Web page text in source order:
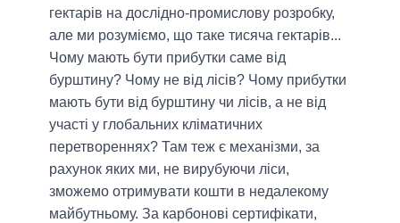
гектарів на дослідно-промислову розробку,
але ми розуміємо, що таке тисяча гектарів...
Чому мають бути прибутки саме від
бурштину? Чому не від лісів? Чому прибутки
мають бути від бурштину чи лісів, а не від
участі у глобальних кліматичних
перетвореннях? Там теж є механізми, за
рахунок яких ми, не вирубуючи ліси,
зможемо отримувати кошти в недалекому
майбутньому. За карбонові сертифікати,